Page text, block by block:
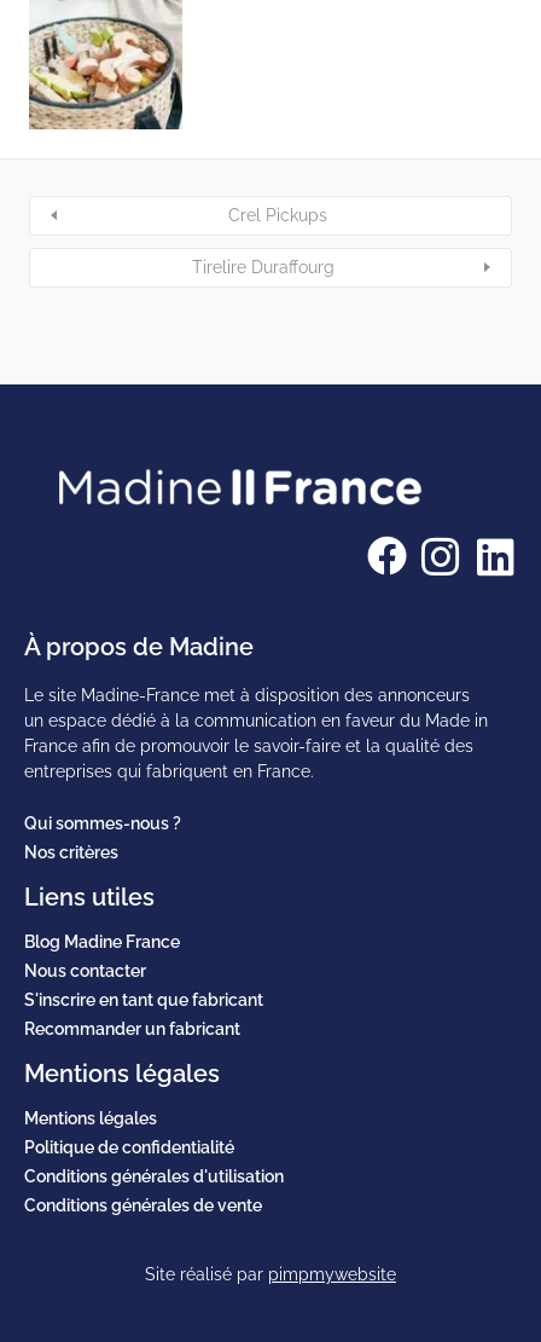
Crel Pickups
Tirelire Duraffourg
À propos de Madine
Le site Madine-France met à disposition des annonceurs
un espace dédié à la communication en faveur du Made in
France afin de promouvoir le savoir-faire et la qualité des
entreprises qui fabriquent en France.
Qui sommes-nous ?
Nos critères
Liens utiles
Blog Madine France
Nous contacter
S'inscrire en tant que fabricant
Recommander un fabricant
Mentions légales
Mentions légales
Politique de confidentialité
Conditions générales d'utilisation
Conditions générales de vente
Site réalisé par pimpmywebsite